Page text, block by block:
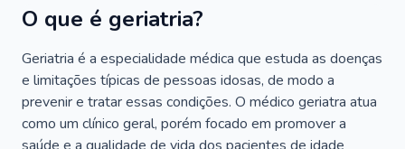
O que é geriatria?
Geriatria é a especialidade médica que estuda as doenças
e limitações típicas de pessoas idosas, de modo a
prevenir e tratar essas condições. O médico geriatra atua
como um clínico geral, porém focado em promover a